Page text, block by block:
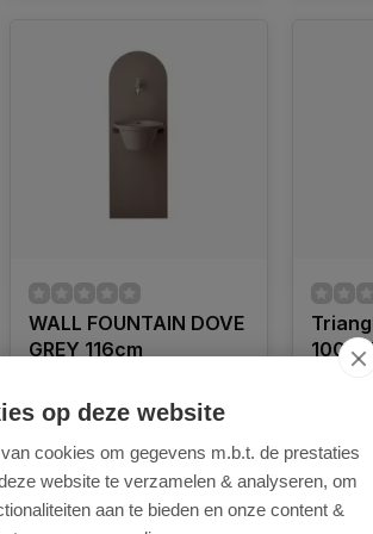
WALL FOUNTAIN DOVE
GREY 116cm
Buitendecoratieve
afvoerrooster, voorzien van
krasbestendige polyesterlak,
compleet met gekleurde
Op
op deze website
cookies om gegevens m.b.t. de prestaties
website te verzamelen & analyseren, om
aan te bieden en onze content &